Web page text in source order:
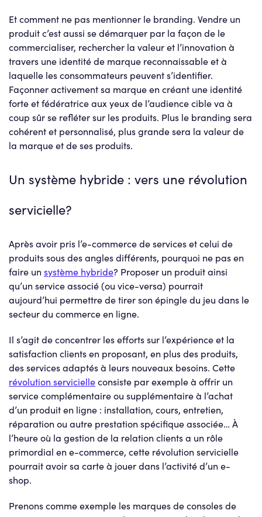
Et comment ne pas mentionner le branding. Vendre un
produit c’est aussi se démarquer par la façon de le
commercialiser, rechercher la valeur et l’innovation à
travers une identité de marque reconnaissable et à
laquelle les consommateurs peuvent s’identifier.
Façonner activement sa marque en créant une identité
forte et fédératrice aux yeux de l’audience cible va à
coup sûr se refléter sur les produits. Plus le branding sera
cohérent et personnalisé, plus grande sera la valeur de
la marque et de ses produits.
Un système hybride : vers une révolution
servicielle?
Après avoir pris l’e-commerce de services et celui de
produits sous des angles différents, pourquoi ne pas en
faire un système hybride? Proposer un produit ainsi
qu’un service associé (ou vice-versa) pourrait
aujourd’hui permettre de tirer son épingle du jeu dans le
secteur du commerce en ligne.
Il s’agit de concentrer les efforts sur l’expérience et la
satisfaction clients en proposant, en plus des produits,
des services adaptés à leurs nouveaux besoins. Cette
révolution servicielleconsiste par exemple à offrir un
service complémentaire ou supplémentaire à l’achat
d’un produit en ligne : installation, cours, entretien,
réparation ou autre prestation spécifique associée… À
l’heure où la gestion de la relation clients a un rôle
primordial en e-commerce, cette révolution servicielle
pourrait avoir sa carte à jouer dans l’activité d’un e-
shop.
Prenons comme exemple les marques de consoles de